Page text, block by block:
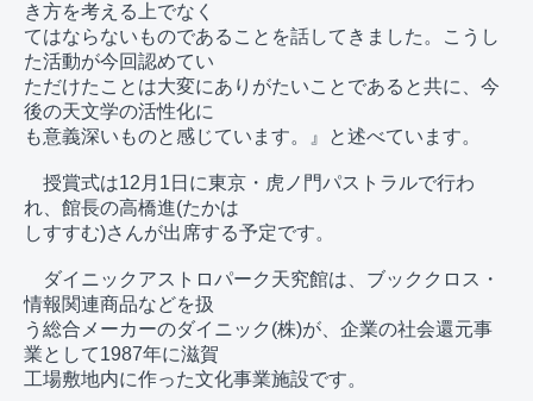
き方を考える上でなく
てはならないものであることを話してきました。こうし
た活動が今回認めてい
ただけたことは大変にありがたいことであると共に、今
後の天文学の活性化に
も意義深いものと感じています。』と述べています。
授賞式は12月1日に東京・虎ノ門パストラルで行わ
れ、館長の高橋進(たかは
しすすむ)さんが出席する予定です。
ダイニックアストロパーク天究館は、ブッククロス・
情報関連商品などを扱
う総合メーカーのダイニック(株)が、企業の社会還元事
業として1987年に滋賀
工場敷地内に作った文化事業施設です。